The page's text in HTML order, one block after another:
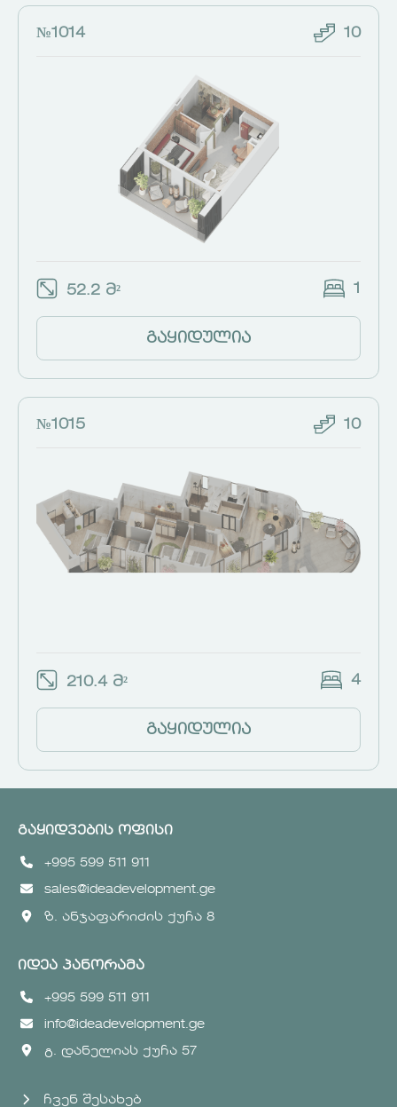
№1014 10
52.2 მ² 1
გაყიდულია
№1015 10
210.4 მ² 4
გაყიდულია
გაყიდვების ოფისი
+995 599 511 911
sales@ideadevelopment.ge
ზ. ანჯაფარიძის ქუჩა 8
იდეა პანორამა
+995 599 511 911
info@ideadevelopment.ge
გ. დანელიას ქუჩა 57
ჩვენ შესახებ